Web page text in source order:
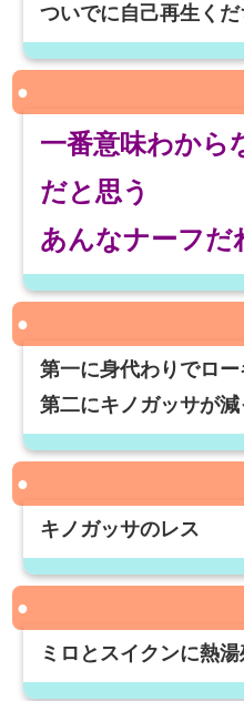
ついでに自己再生くだ
一番意味わから
だと思う
あんなナーフだ
第一に身代わりでロ
第二にキノガッサが
キノガッサのレス
ミロとスイクンに熱